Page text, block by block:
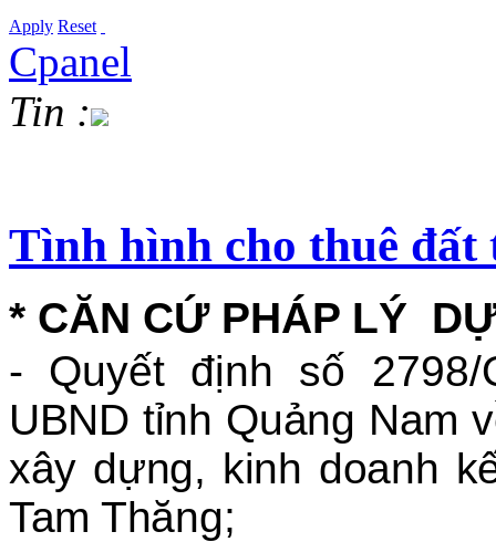
Apply Reset
Cpanel
Tin :
Tình hình cho thuê
* CĂN CỨ PHÁP LÝ
- Quyết định số 2798/
UBND tỉnh Quảng Nam v
xây dựng, kinh doanh
Tam Thăng;